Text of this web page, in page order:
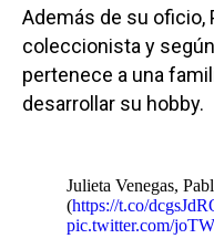
Además de su oficio,
coleccionista y
pertenece a una
desarrollar su hobby.
Julieta Venegas,
(https://t.co/
pic.twitter.com/